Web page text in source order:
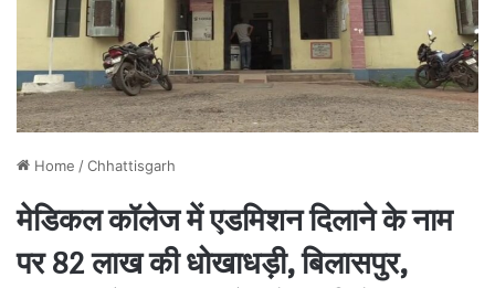
Home /Chhattisgarh
मेडिकल कॉलेज में एडमिशन दिलाने के नाम
पर 82 लाख की धोखाधड़ी, बिलासपुर,